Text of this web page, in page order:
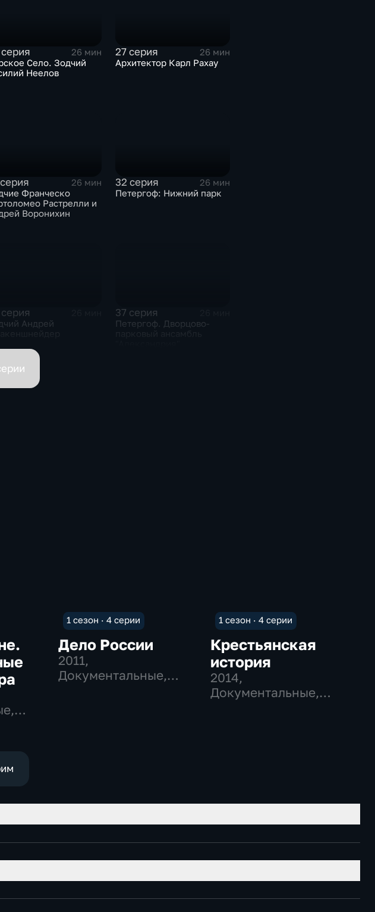
26 мин
Село. Зодчий
Неелов
27 серия
26 мин
Архитектор Карл Рахау
26 мин
Франческо
Растрелли и
Воронихин
32 серия
26 мин
Петергоф: Нижний парк
Андрей
37 серия
Петергоф. Дворцово-
1 сезон · 4 серии
Дело России
2011,
Документальные,
1 сезон · 4 серии
Крестьянская
история
2014,
Документальные,